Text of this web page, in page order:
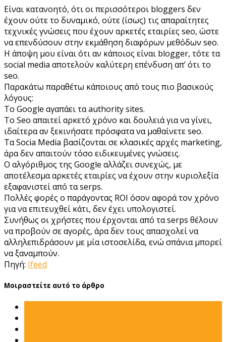
Είναι κατανοητό, ότι οι περισσότεροι bloggers δεν
έχουν ούτε το δυναμικό, ούτε (ίσως) τις απαραίτητες
τεχνικές γνώσεις που έχουν αρκετές εταιρίες seo, ώστε
να επενδύσουν στην εκμάθηση διαφόρων μεθόδων seo.
H άποψη μου είναι ότι αν κάποιος είναι blogger, τότε τα
social media αποτελούν καλύτερη επένδυση απ’ ότι το
seo.
Παρακάτω παραθέτω κάποιους από τους πιο βασικούς
λόγους:
Το Google αγαπάει τα authority sites.
Το Seo απαιτεί αρκετό χρόνο και δουλειά για να γίνει,
ιδαίτερα αν ξεκινήσατε πρόσφατα να μαθαίνετε seo.
Τα Socia Media βασίζονται σε κλασικές αρχές marketing,
άρα δεν απαιτούν τόσο ειδικευμένες γνώσεις.
Ο αλγόριθμος της Google αλλάζει συνεχώς, με
αποτέλεσμα αρκετές εταιρίες να έχουν στην κυριολεξία
εξαφανιστεί από τα serps.
Πολλές φορές ο παράγοντας ROI όσον αφορά τον χρόνο
για να επιτευχθεί κάτι, δεν έχει υπολογιστεί.
Συνήθως οι χρήστες που έρχονται από τα serps θέλουν
να προβούν σε αγορές, άρα δεν τους απασχολεί να
αλληλεπιδράσουν με μία ιστοσελίδα, ενώ σπάνια μπορεί
να ξαναμπούν.
Πηγή: Ifeed
Μοιραστείτε αυτό το άρθρο